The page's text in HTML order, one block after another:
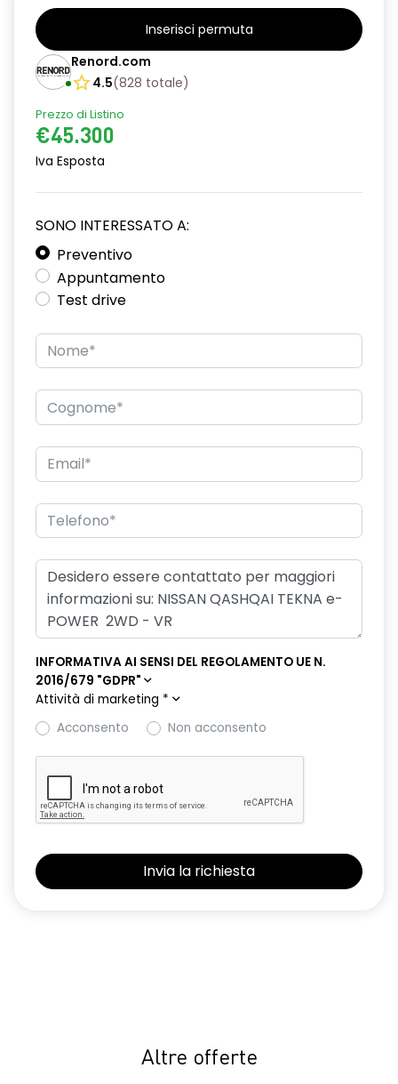
Inserisci permuta
Renord.com
4.5(828 totale)
Prezzo di Listino
€45.300
Iva Esposta
SONO INTERESSATO A:
Preventivo
Appuntamento
Test drive
INFORMATIVA AI SENSI DEL REGOLAMENTO UE N.
2016/679 "GDPR"
Attività di marketing *
Acconsento
Non acconsento
Altre offerte